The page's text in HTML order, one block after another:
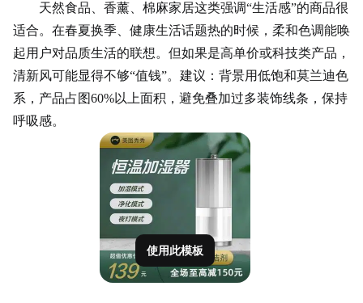
天然食品、香薰、棉麻家居这类强调“生活感”的商品很
适合。在春夏换季、健康生活话题热的时候，柔和色调能唤
起用户对品质生活的联想。但如果是高单价或科技类产品，
清新风可能显得不够“值钱”。建议：背景用低饱和莫兰迪色
系，产品占图60%以上面积，避免叠加过多装饰线条，保持
呼吸感。
使用此模板